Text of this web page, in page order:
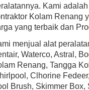
Kami
Kolam Renang
yang terbaik dan
menjual alat
Waterco, Astral,
Renang, Tangga
Clhorine
Brush, Skimmer Box,